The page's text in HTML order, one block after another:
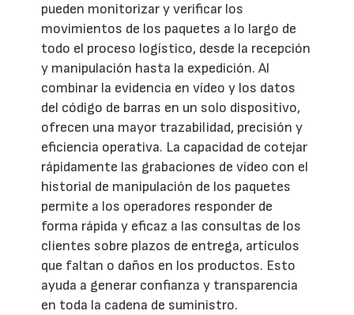
pueden monitorizar y verificar los
movimientos de los paquetes a lo largo de
todo el proceso logístico, desde la recepción
y manipulación hasta la expedición. Al
combinar la evidencia en vídeo y los datos
del código de barras en un solo dispositivo,
ofrecen una mayor trazabilidad, precisión y
eficiencia operativa. La capacidad de cotejar
rápidamente las grabaciones de vídeo con el
historial de manipulación de los paquetes
permite a los operadores responder de
forma rápida y eficaz a las consultas de los
clientes sobre plazos de entrega, artículos
que faltan o daños en los productos. Esto
ayuda a generar confianza y transparencia
en toda la cadena de suministro.